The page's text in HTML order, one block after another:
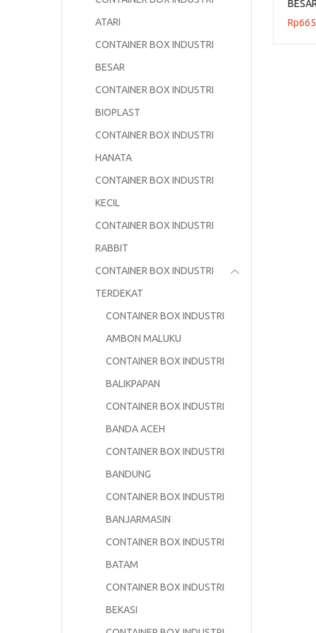
Rp
ATARI
CONTAINER BOX INDUSTRI
BESAR
CONTAINER BOX INDUSTRI
BIOPLAST
CONTAINER BOX INDUSTRI
HANATA
CONTAINER BOX INDUSTRI
KECIL
CONTAINER BOX INDUSTRI
RABBIT
CONTAINER BOX INDUSTRI
TERDEKAT
CONTAINER BOX INDUSTRI
AMBON MALUKU
CONTAINER BOX INDUSTRI
BALIKPAPAN
CONTAINER BOX INDUSTRI
BANDA ACEH
CONTAINER BOX INDUSTRI
BANDUNG
CONTAINER BOX INDUSTRI
BANJARMASIN
CONTAINER BOX INDUSTRI
BATAM
CONTAINER BOX INDUSTRI
BEKASI